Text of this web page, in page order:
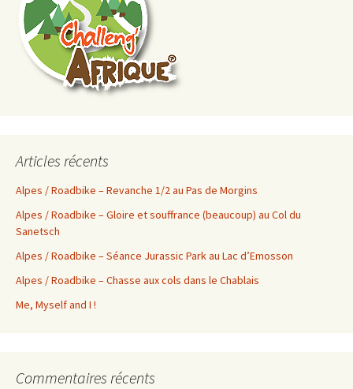
Articles récents
Alpes / Roadbike – Revanche 1/2 au Pas de Morgins
Alpes / Roadbike – Gloire et souffrance (beaucoup) au Col du
Sanetsch
Alpes / Roadbike – Séance Jurassic Park au Lac d’Emosson
Alpes / Roadbike – Chasse aux cols dans le Chablais
Me, Myself and I !
Commentaires récents